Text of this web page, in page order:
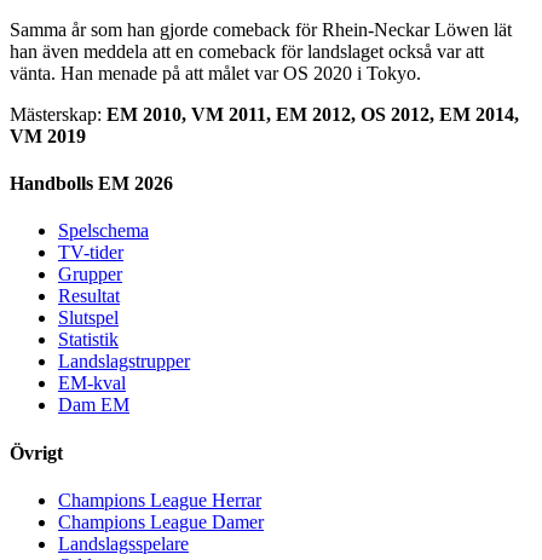
Samma år som han gjorde comeback för Rhein-Neckar Löwen lät
han även meddela att en comeback för landslaget också var att
vänta. Han menade på att målet var OS 2020 i Tokyo.
Mästerskap: EM 2010, VM 2011, EM 2012, OS 2012, EM 2014,
VM 2019
Handbolls EM 2026
Spelschema
TV-tider
Grupper
Resultat
Slutspel
Statistik
Landslagstrupper
EM-kval
Dam EM
Övrigt
Champions League Herrar
Champions League Damer
Landslagsspelare